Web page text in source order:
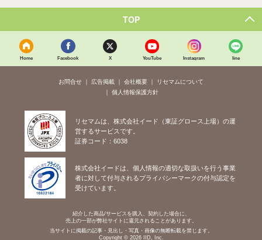
TOP
Home Facebook X YouTube Instagram line
お問合せ 広告掲載 会社概要
リセマムについて
個人情報保護方針
リセマムは、株式会社イード（東証グロース上場）の運
営するサービスです。
証券コード：6038
株式会社イードは、個人情報の適切な取扱いを行う事業
者に対して付与されるプライバシーマークの付与認定を
受けています。
紹介した商品/サービスを購入、契約した場合に、
売上の一部が弊社サイトに還元されることがあります。
当サイトに掲載の記事・見出し・写真・画像の無断転載を禁じます。
Copyright © 2026 IID, Inc.